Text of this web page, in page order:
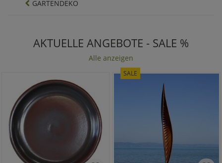
GARTENDEKO
AKTUELLE ANGEBOTE - SALE %
Alle anzeigen
SALE